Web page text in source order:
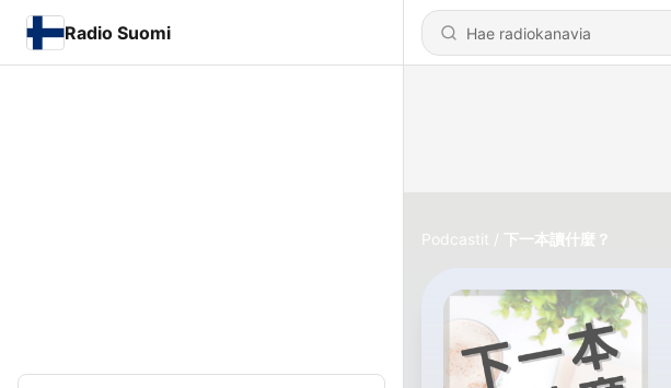
Radio Suomi
Podcastit 下一本讀什麼？